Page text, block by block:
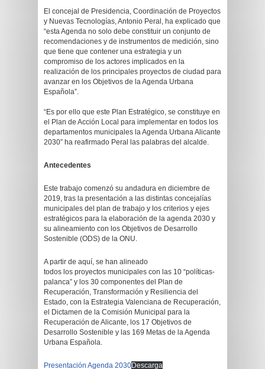
El concejal de Presidencia, Coordinación de Proyectos
y Nuevas Tecnologías, Antonio Peral, ha explicado que
“esta Agenda no solo debe constituir un conjunto de
recomendaciones y de instrumentos de medición, sino
que tiene que contener una estrategia y un
compromiso de los actores implicados en la
realización de los principales proyectos de ciudad para
avanzar en los Objetivos de la Agenda Urbana
Española”.
“Es por ello que este Plan Estratégico, se constituye en
el Plan de Acción Local para implementar en todos los
departamentos municipales la Agenda Urbana Alicante
2030” ha reafirmado Peral las palabras del alcalde.
Antecedentes
Este trabajo comenzó su andadura en diciembre de
2019, tras la presentación a las distintas concejalías
municipales del plan de trabajo y los criterios y ejes
estratégicos para la elaboración de la agenda 2030 y
su alineamiento con los Objetivos de Desarrollo
Sostenible (ODS) de la ONU.
A partir de aquí, se han alineado
todos los proyectos municipales con las 10 “políticas-
palanca” y los 30 componentes del Plan de
Recuperación, Transformación y Resiliencia del
Estado, con la Estrategia Valenciana de Recuperación,
el Dictamen de la Comisión Municipal para la
Recuperación de Alicante, los 17 Objetivos de
Desarrollo Sostenible y las 169 Metas de la Agenda
Urbana Española.
Presentación Agenda 2030Descarga